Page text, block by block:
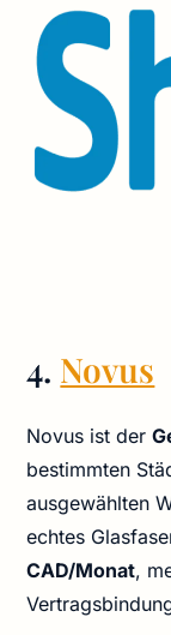
4. Novus
Novus ist der
bestimmten
ausgewählten
echtes
CAD/Monat,